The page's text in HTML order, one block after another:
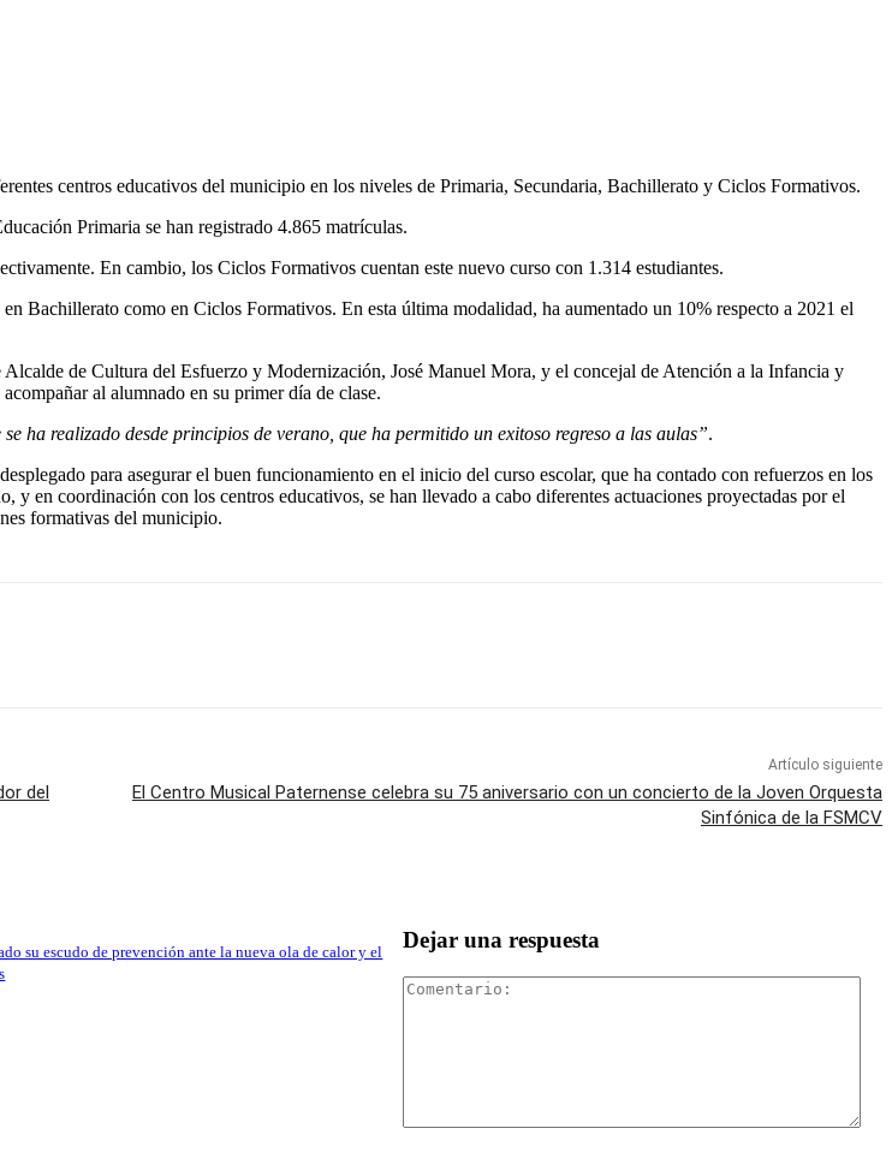
centros educativos del municipio en los niveles de Primaria, Secundaria, Bachillerato y Ciclos Formativos.
Primaria se han registrado 4.865 matrículas.
En cambio, los Ciclos Formativos cuentan este nuevo curso con 1.314 estudiantes.
Bachillerato como en Ciclos Formativos. En esta última modalidad, ha aumentado un 10% respecto a 2021 el
de Cultura del Esfuerzo y Modernización, José Manuel Mora, y el concejal de Atención a la Infancia y
al alumnado en su primer día de clase.
ha realizado desde principios de verano, que ha permitido un exitoso regreso a las aulas”.
para asegurar el buen funcionamiento en el inicio del curso escolar, que ha contado con refuerzos en los
y en coordinación con los centros educativos, se han llevado a cabo diferentes actuaciones proyectadas por el
formativas del municipio.
del
Artículo siguiente
El Centro Musical Paternense celebra su 75 aniversario con un concierto de la Joven Orquesta
Sinfónica de la FSMCV
su escudo de prevención ante la nueva ola de calor y el
Dejar una respuesta